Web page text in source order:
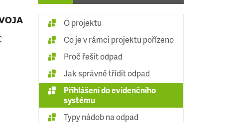
O projektu
Co je v rámci projektu pořízeno
Proč řešit odpad
Jak správně třídit odpad
Přihlášení do evidenčního
systému
Typy nádob na odpad